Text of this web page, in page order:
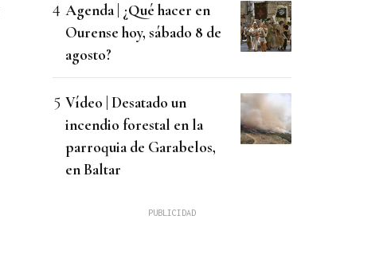
Agenda | ¿Qué hacer en
Ourense hoy, sábado 8 de
agosto?
Vídeo | Desatado un
incendio forestal en la
parroquia de Garabelos,
en Baltar